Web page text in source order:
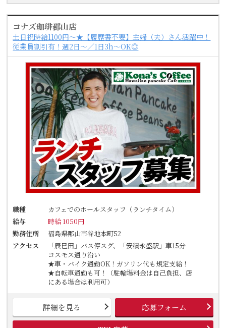
コナズ珈琲郡山店
土日祝時給1100円～★【履歴書不要】主婦（夫）さん活躍中！
従業員割引有！週2日～／1日3h～OK◎
職種
カフェでのホールスタッフ（ランチタイム）
給与
時給 1050円
勤務住所
福島県郡山市谷地本町52
アクセス
「辰巳田」バス停スグ、「安積永盛駅」車15分
コスモス通り沿い
★車・バイク通勤OK！ガソリン代も規定支給！
★自転車通勤も可！（駐輪場料金は自己負担、店
にある場合は利用可）
詳細を見る 応募フォーム